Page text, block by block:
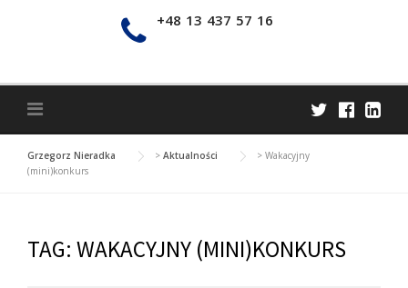
+48 13 437 57 16
Grzegorz Nieradka > Aktualności > Wakacyjny
(mini)konkurs
TAG: WAKACYJNY (MINI)KONKURS